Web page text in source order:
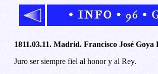
1811.03.11. Madrid. Francisco José Goya
Juro ser siempre fiel al honor y al Rey.